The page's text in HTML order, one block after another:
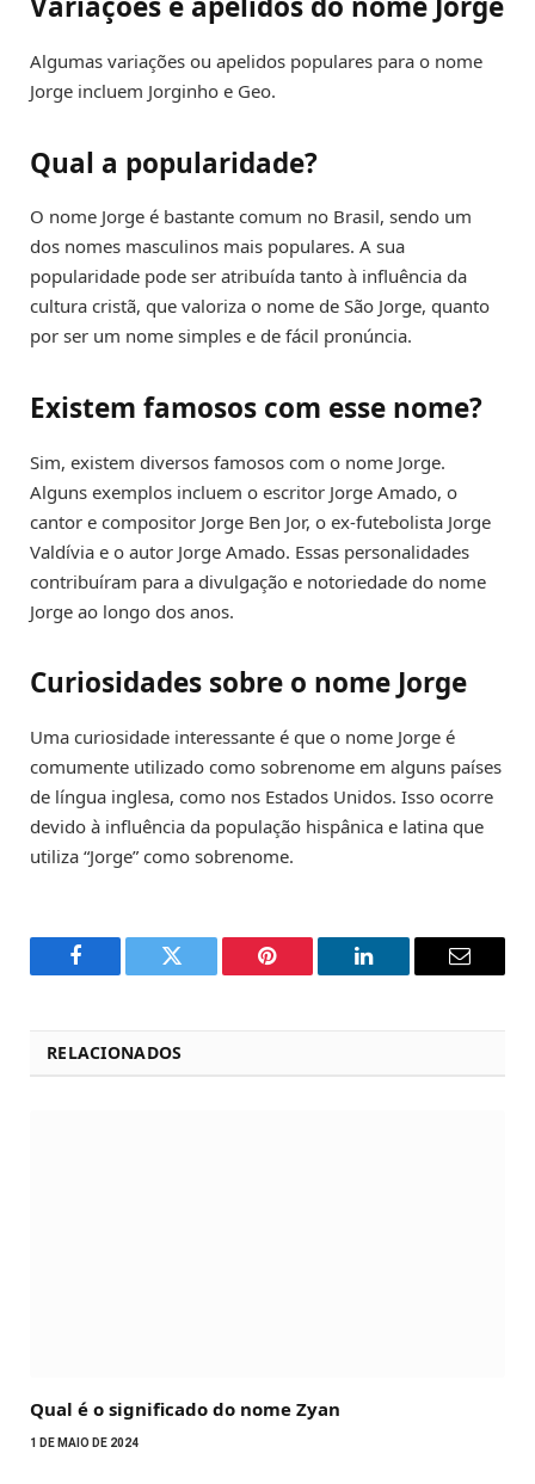
Algumas variações ou apelidos populares para o nome
Jorge incluem Jorginho e Geo.
Qual a popularidade?
O nome Jorge é bastante comum no Brasil, sendo um
dos nomes masculinos mais populares. A sua
popularidade pode ser atribuída tanto à influência da
cultura cristã, que valoriza o nome de São Jorge, quanto
por ser um nome simples e de fácil pronúncia.
Existem famosos com esse nome?
Sim, existem diversos famosos com o nome Jorge.
Alguns exemplos incluem o escritor Jorge Amado, o
cantor e compositor Jorge Ben Jor, o ex-futebolista Jorge
Valdívia e o autor Jorge Amado. Essas personalidades
contribuíram para a divulgação e notoriedade do nome
Jorge ao longo dos anos.
Curiosidades sobre o nome Jorge
Uma curiosidade interessante é que o nome Jorge é
comumente utilizado como sobrenome em alguns países
de língua inglesa, como nos Estados Unidos. Isso ocorre
devido à influência da população hispânica e latina que
utiliza “Jorge” como sobrenome.
Facebook Twitter Pinterest LinkedIn Email
RELACIONADOS
Qual é o significado do nome Zyan
1 DE MAIO DE 2024